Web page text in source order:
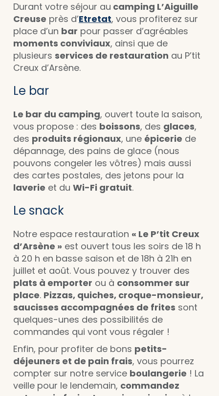
Durant votre séjour au camping L’Aiguille
Creuse près d’Etretat, vous profiterez sur
place d’un bar pour passer d’agréables
moments conviviaux, ainsi que de
plusieurs services de restauration au P’tit
Creux d’Arsène.
Le bar
Le bar du camping, ouvert toute la saison,
vous propose : des boissons, des glaces,
des produits régionaux, une épicerie de
dépannage, des pains de glace (nous
pouvons congeler les vôtres) mais aussi
des cartes postales, des jetons pour la
laverie et du Wi-Fi gratuit.
Le snack
Notre espace restauration « Le P’tit Creux
d’Arsène » est ouvert tous les soirs de 18 h
à 20 h en basse saison et de 18h à 21h en
juillet et août. Vous pouvez y trouver des
plats à emporter ou à consommer sur
place. Pizzas, quiches, croque-monsieur,
saucisses accompagnées de frites sont
quelques-unes des possibilités de
commandes qui vont vous régaler !
Enfin, pour profiter de bons petits-
déjeuners et de pain frais, vous pourrez
compter sur notre service boulangerie ! La
veille pour le lendemain, commandez